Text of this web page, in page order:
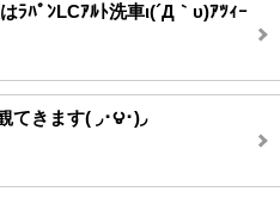
ﾗﾊﾟﾝLCｱﾙﾄ洗車ι(´Д｀υ)ｱﾂｨｰ
てきます( ◞･౪･)◞